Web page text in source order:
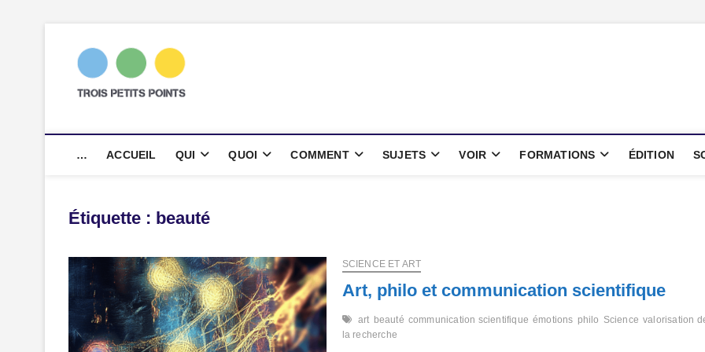
content
… ACCUEIL QUI QUOI COMMENT SUJETS VOIR FORMATIONS ÉDITION
Étiquette : beauté
SCIENCE ET ART
Art, philo et communication scientifique
art beauté communication scientifique émotions philo Science valorisation
la recherche